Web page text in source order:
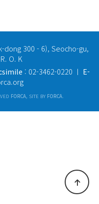
dong 300 - 6), Seocho-gu,
O. K
: 02-3462-0220 ㅣ E-
FORCA, SITE BY FORCA.